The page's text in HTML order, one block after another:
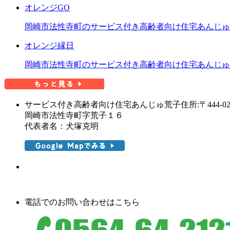
オレンジGO
岡崎市法性寺町のサービス付き高齢者向け住宅あんじ
オレンジ縁日
岡崎市法性寺町のサービス付き高齢者向け住宅あんじ
サービス付き高齢者向け住宅あんじゅ荒子住所:〒444-
岡崎市法性寺町字荒子１６
代表者名：犬塚克明
電話でのお問い合わせはこちら